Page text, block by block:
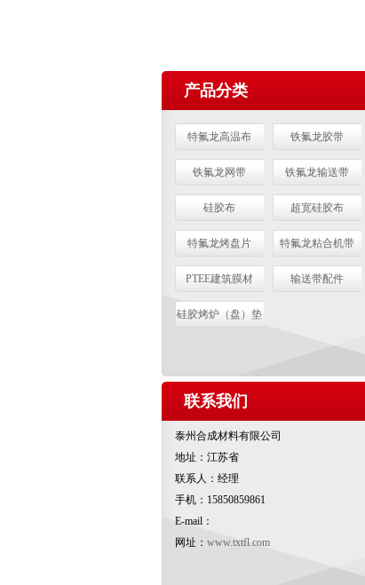
产品分类
特氟龙高温布 铁氟龙胶带
铁氟龙网带 铁氟龙输送带
硅胶布 超宽硅胶布
特氟龙烤盘片 特氟龙粘合机带
PTEE建筑膜材 输送带配件
硅胶烤炉（盘）垫
联系我们
泰州合成材料有限公司
地址：江苏省
联系人：经理
手机：15850859861
E-mail：
网址： www.txtfl.com